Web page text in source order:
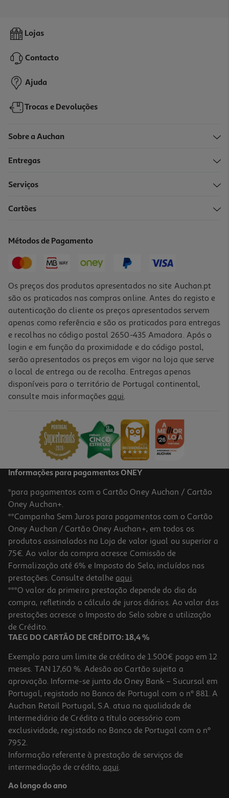
Lojas
Contacto
Ajuda
Trocas e Devoluções
Sobre a Auchan
Entregas
Serviços
Cartões
Métodos de Pagamento
Os preços dos produtos apresentados no site Auchan.pt
são os praticados nas compras online. Antes do registo e
autenticação do cliente os preços apresentados servem
apenas como referência e são os praticados para entregas
e recolhas no código postal 2650-435 Amadora. Após o
login e em função da proximidade e do código postal,
serão apresentados os preços em vigor na loja que serve
o local de entrega ou de recolha. Entregas apenas
disponíveis para o território de Portugal continental,
consulte mais informações aqui.
Informações para pagamentos ONEY
*para pagamentos com o Cartão Oney Auchan / Cartão
Oney Auchan+.
**Campanha Sem Juros para pagamentos com o Cartão
Oney Auchan / Cartão Oney Auchan+, em todos os
produtos assinalados na Loja de valor igual ou superior a
75€. Ao valor da compra acresce Comissão de
Formalização até 6% e Imposto do Selo, incluídos nas
prestações. Consulte detalhe aqui.
***O valor da primeira prestação depende do dia da
compra, refletindo o cálculo de juros diários. Ao valor das
prestações acresce o Imposto do Selo sobre a utilização
de Crédito.
TAEG DO CARTÃO DE CRÉDITO: 18,4 %
Exemplo para um limite de crédito de 1.500€ pago em 12
meses. TAN 17,60 %. Adesão ao Cartão sujeita a
aprovação. Informe-se junto do Oney Bank – Sucursal em
Portugal, registado no Banco de Portugal com o nº 881. A
Auchan Retail Portugal, S.A. atua na qualidade de
Intermediário de Crédito a título acessório com
exclusividade, registado no Banco de Portugal com o nº
7952.
Informação referente à prestação de serviços de
intermediação de crédito, aqui.
Ao longo do ano